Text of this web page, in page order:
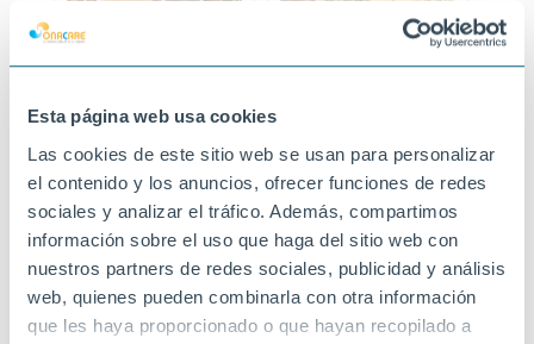
Esta página web usa cookies
Las cookies de este sitio web se usan para personalizar
el contenido y los anuncios, ofrecer funciones de redes
sociales y analizar el tráfico. Además, compartimos
información sobre el uso que haga del sitio web con
nuestros partners de redes sociales, publicidad y análisis
web, quienes pueden combinarla con otra información
que les haya proporcionado o que hayan recopilado a